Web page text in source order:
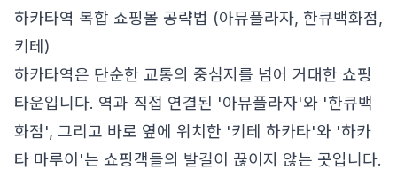
하카타역 복합 쇼핑몰 공략법 (아뮤플라자, 한큐백화점,
키테)
하카타역은 단순한 교통의 중심지를 넘어 거대한 쇼핑
타운입니다. 역과 직접 연결된 '아뮤플라자'와 '한큐백
화점', 그리고 바로 옆에 위치한 '키테 하카타'와 '하카
타 마루이'는 쇼핑객들의 발길이 끊이지 않는 곳입니다.